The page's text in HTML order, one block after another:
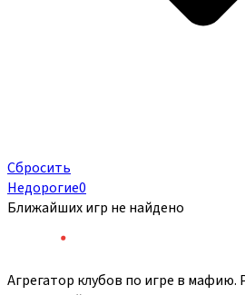
Сбросить
Недорогие0
Ближайших игр не найдено
Агрегатор клубов по игре в мафию.